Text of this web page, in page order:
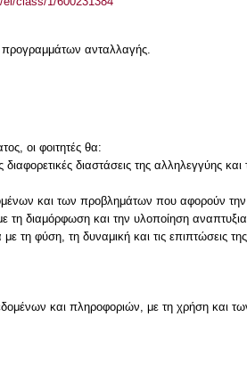
προγραμμάτων ανταλλαγής.
οι φοιτητές θα:
διαφορετικές διαστάσεις της
και των προβλημάτων που αφορούν
τη διαμόρφωση και την υλοποίηση
με τη φύση, τη δυναμική και τις επιπτώσεις
και πληροφοριών, με τη χρήση και